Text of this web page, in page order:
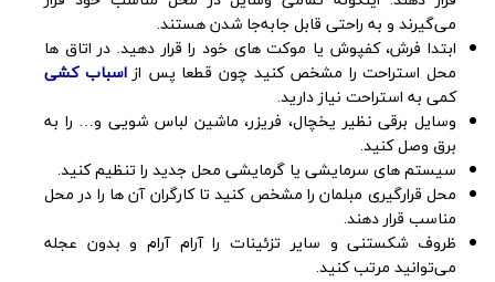
می‌گیرند و به راحتی قابل جابه‌جا شدن هستند.
ابتدا فرش، کفپوش یا موکت های خود را قرار دهید. در اتاق ها
محل استراحت را مشخص کنید چون قطعا پس ازاسباب کشی
کمی به استراحت نیاز دارید.
وسایل برقی نظیر یخچال، فریزر، ماشین لباس شویی و… را به
برق وصل کنید.
سیستم های سرمایشی یا گرمایشی محل جدید را تنظیم کنید.
محل قرارگیری مبلمان را مشخص کنید تا کارگران آن ها را در محل
مناسب قرار دهند.
ظروف شکستنی و سایر تزئینات را آرام آرام و بدون عجله
می‌توانید مرتب کنید.